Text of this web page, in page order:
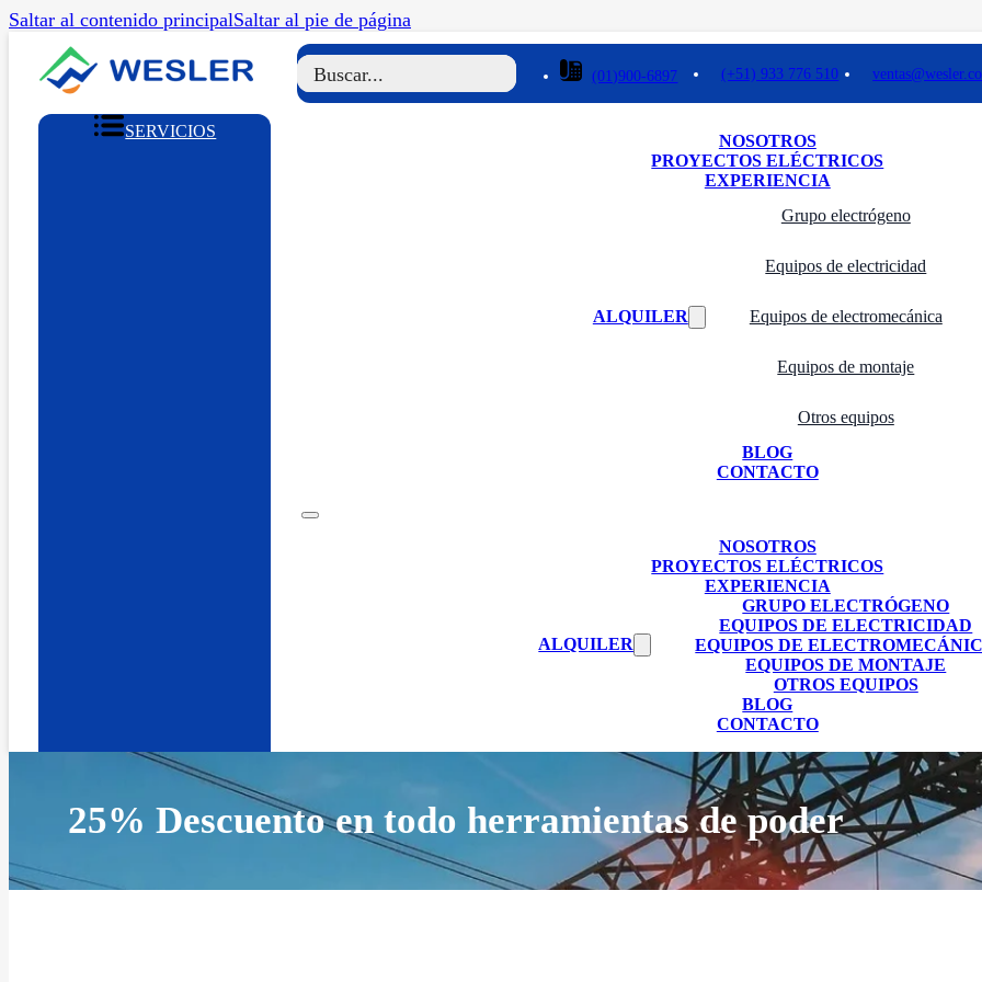
Saltar al contenido principalSaltar al pie de página
(01)900-6897 (+51) 933 776 510
SERVICIOS
NOSOTROS
PROYECTOS ELÉCTRICOS
EXPERIENCIA
ALQUILER
Grupo electrógeno
Equipos de electricidad
Equipos de electromecánica
Equipos de montaje
Otros equipos
BLOG
CONTACTO
NOSOTROS
PROYECTOS ELÉCTRICOS
EXPERIENCIA
ALQUILER
GRUPO ELECTRÓGENO
EQUIPOS DE ELECTRICIDAD
EQUIPOS DE
EQUIPOS DE MONTAJE
OTROS EQUIPOS
BLOG
CONTACTO
25% Descuento en todo herramientas de poder